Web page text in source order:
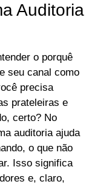
Auditoria
o porquê
seu canal como
precisa
prateleiras e
certo? No
auditoria ajuda
o que não
Isso significa
e, claro,